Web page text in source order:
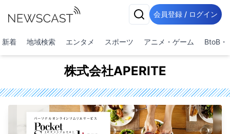
会員登録 / ログイン
新着 地域検索 エンタメ スポーツ アニメ・ゲーム BtoB・
株式会社APERITE